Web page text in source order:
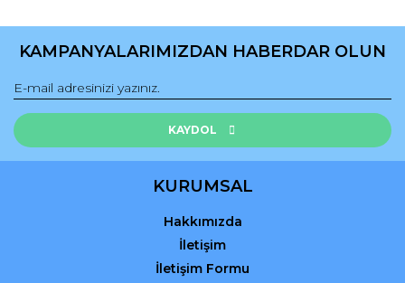
KAMPANYALARIMIZDAN HABERDAR OLUN
KAYDOL
KURUMSAL
Hakkımızda
İletişim
İletişim Formu